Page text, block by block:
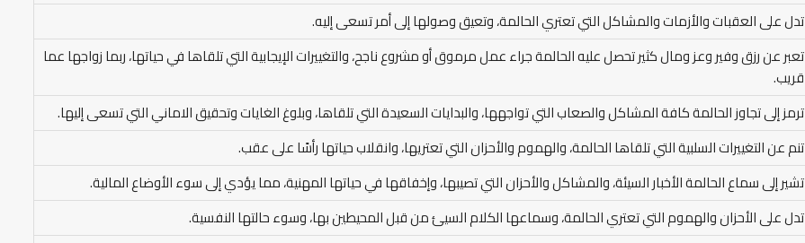
تدل على العقبات والأزمات والمشاكل التي تعتري الحالمة، وتعيق وصولها إلى أمر تسعى إليه.
تعبر عن رزق وفير وعز ومال كثير تحصل عليه الحالمة جراء عمل مرموق أو مشروع ناجح، والتغييرات الإيجابية التي تلقاها في حياتها، ربما زواجها عما
قريب.
ترمز إلى تجاوز الحالمة كافة المشاكل والصعاب التي تواجهها، والبدايات السعيدة التي تلقاها، وبلوغ الغايات وتحقيق الاماني التي تسعى إليها.
تنم عن التغييرات السلبية التي تلقاها الحالمة، والهموم والأحزان التي تعتريها، وانقلاب حياتها رأسًا على عقب.
تشير إلى سماع الحالمة الأخبار السيئة، والمشاكل والأحزان التي تصيبها، وإخفاقها في حياتها المهنية، مما يؤدي إلى سوء الأوضاع المالية.
تدل على الأحزان والهموم التي تعتري الحالمة، وسماعها الكلام السيئ من قبل المحيطين بها، وسوء حالتها النفسية.